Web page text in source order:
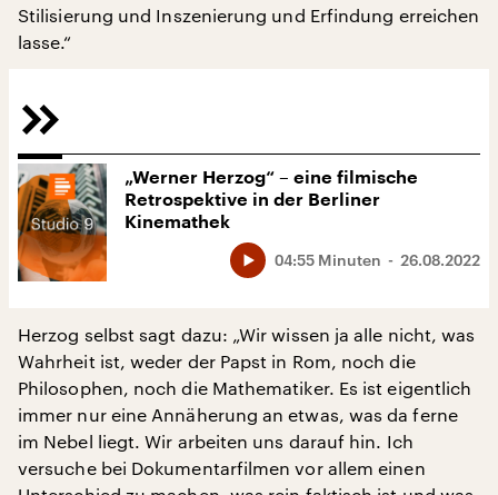
Stilisierung und Inszenierung und Erfindung erreichen
lasse.“
„Werner Herzog“ – eine filmische
Retrospektive in der Berliner
Kinemathek
26.08.2022
04:55 Minuten
Herzog selbst sagt dazu: „Wir wissen ja alle nicht, was
Wahrheit ist, weder der Papst in Rom, noch die
Philosophen, noch die Mathematiker. Es ist eigentlich
immer nur eine Annäherung an etwas, was da ferne
im Nebel liegt. Wir arbeiten uns darauf hin. Ich
versuche bei Dokumentarfilmen vor allem einen